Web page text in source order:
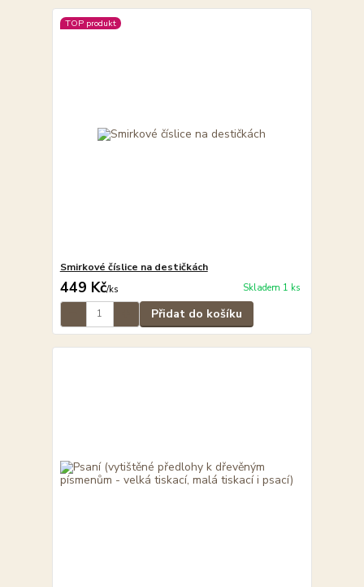
TOP produkt
Smirkové číslice na destičkách
449 Kč/ks Skladem 1 ks
Přidat do košíku